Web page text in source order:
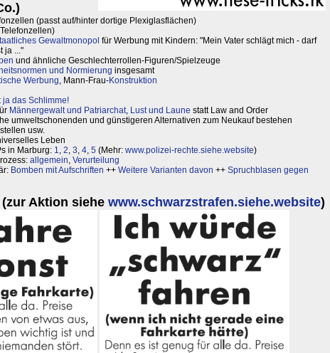
(passt auf/hinter dortige Plexiglasflächen)
Gewaltmonopol für Werbung mit Kindern: "Mein Vater schlägt mich - darf
ja ..."
und ähnliche Geschlechterrollen-Figuren/Spielzeuge
und Normierung insgesamt
Werbung, Mann-Frau-Konstruktion
ja das Schlimme!
Männergewalt und Patriarchat, Lust und Laune statt Law and Order
umweltschonenden und günstigeren Alternativen zum Neukauf bestehen
usw.
Leben
in Marburg: 1, 2, 3, 4, 5 (Mehr: www.polizei-rechte.siehe.website)
allgemein, Verurteilung
Bomben mit Aufschriften ++ Weitere Varianten davon ++ Spruchblasen gegen
Aktion siehe www.schwarzstrafen.siehe.website)